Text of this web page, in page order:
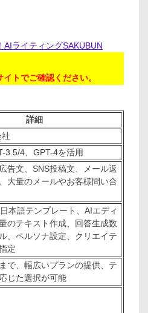
ライティングSAKUBUN
トでご確認ください。
詳細
3.5/4、GPT-4を活用
告文、SNS投稿文、メール返
大量のメールやお客様問い合
本語テンプレート、AIエディ
のテキスト作成、回答生成数
、ペルソナ設定、クリエイテ
定
で、幅広いプランの提供、テ
じた選択が可能